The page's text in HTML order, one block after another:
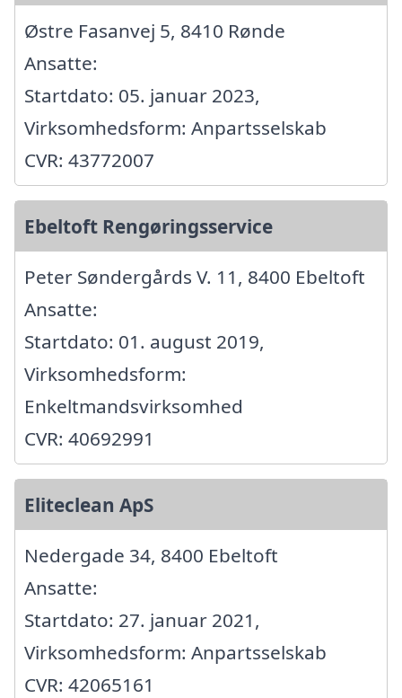
Østre Fasanvej 5, 8410 Rønde
Ansatte:
Startdato: 05. januar 2023,
Virksomhedsform: Anpartsselskab
CVR: 43772007
Ebeltoft Rengøringsservice
Peter Søndergårds V. 11, 8400 Ebeltoft
Ansatte:
Startdato: 01. august 2019,
Virksomhedsform:
Enkeltmandsvirksomhed
CVR: 40692991
Eliteclean ApS
Nedergade 34, 8400 Ebeltoft
Ansatte:
Startdato: 27. januar 2021,
Virksomhedsform: Anpartsselskab
CVR: 42065161